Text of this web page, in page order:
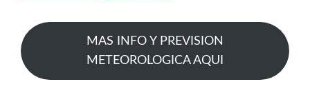
MAS INFO Y PREVISION
METEOROLOGICA AQUI